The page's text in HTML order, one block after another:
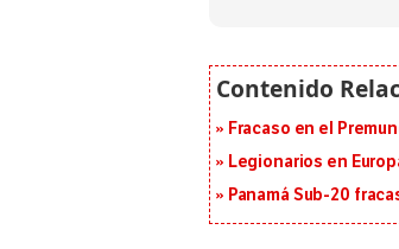
Fracaso en el
Legionarios en
Panamá Sub-20